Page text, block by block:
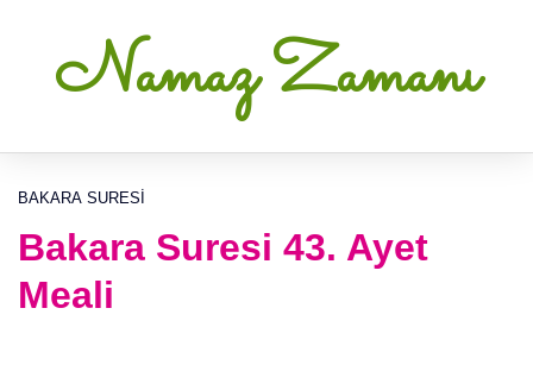
Namaz Zamanı
BAKARA SURESI
Bakara Suresi 43. Ayet
Meali